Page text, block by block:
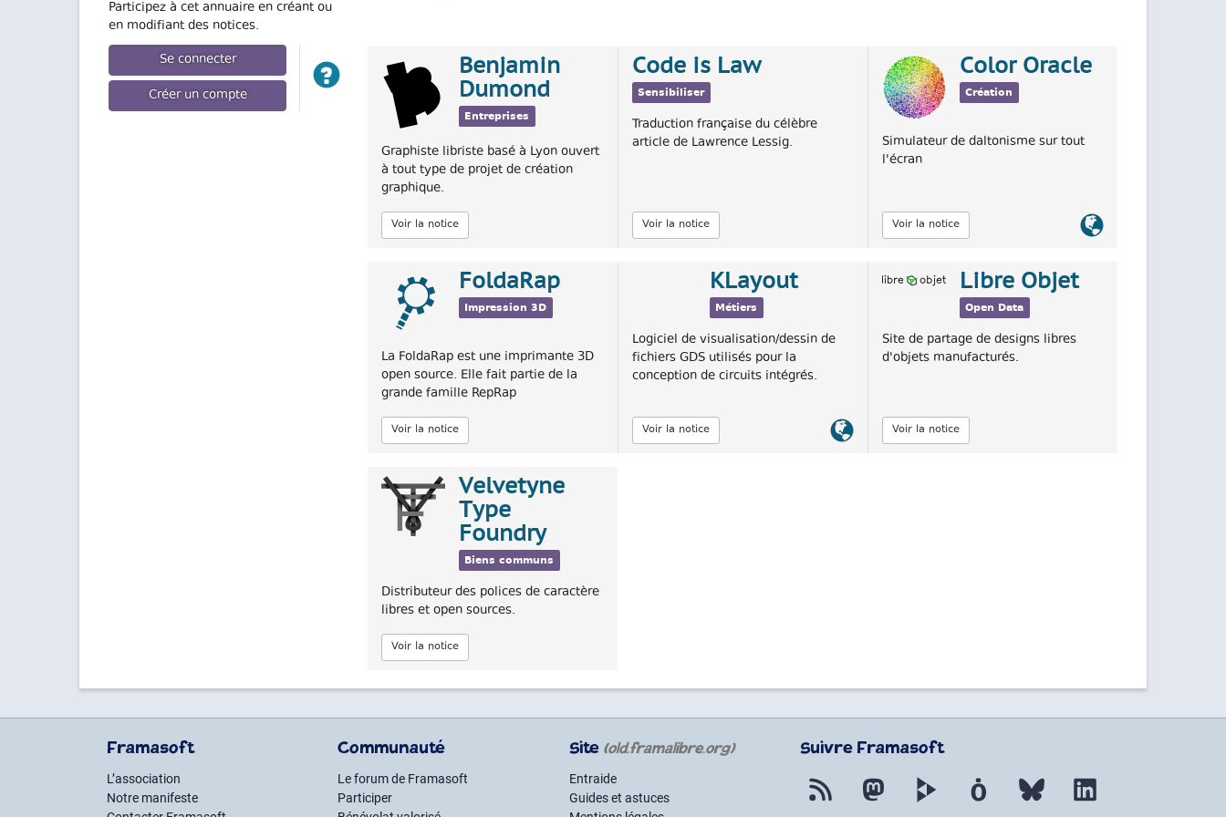
Participez à cet annuaire en créant ou
en modifiant des notices.
Se connecter
Créer un compte
Benjamin
Dumond
Entreprises
Graphiste libriste basé à Lyon ouvert
à tout type de projet de création
graphique.
Voir la notice
Code is Law
Sensibiliser
Traduction française du célèbre
article de Lawrence Lessig.
Voir la notice
Color Oracle
Création
Simulateur de daltonisme sur tout
l'écran
Voir la notice
Lien
FoldaRap
Impression 3D
La FoldaRap est une imprimante 3D
open source. Elle fait partie de la
grande famille RepRap
Voir la notice
KLayout
Métiers
Logiciel de visualisation/dessin de
fichiers GDS utilisés pour la
conception de circuits intégrés.
Voir la notice
Lien
officiel
Libre Objet
Open Data
Site de partage de designs libres
d'objets manufacturés.
Voir la notice
Velvetyne
Type
Foundry
Biens communs
Distributeur des polices de caractère
libres et open sources.
Voir la notice
Framasoft
L’association
Notre manifeste
Communauté
Le forum de Framasoft
Participer
Site (old.framalibre.org)
Entraide
Guides et astuces
Suivre Framasoft
Flux RSS Mastodon PeerTube Mobilizon Bluesky